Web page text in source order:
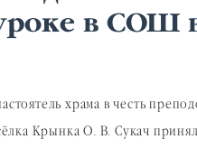
в СОШ
храма в честь
Крынка О. В. Сукач